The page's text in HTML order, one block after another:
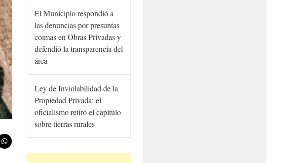
El Municipio respondió a
las denuncias por presuntas
coimas en Obras Privadas y
defendió la transparencia del
área
Ley de Inviolabilidad de la
Propiedad Privada: el
oficialismo retiró el capítulo
sobre tierras rurales